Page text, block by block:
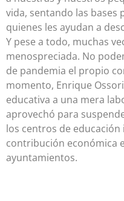
vida, sentando las bases
quienes les ayudan a
Y pese a todo, muchas
menospreciada. No
de pandemia el propio
momento, Enrique
educativa a una mera
aprovechó para
los centros de
contribución económica
ayuntamientos.